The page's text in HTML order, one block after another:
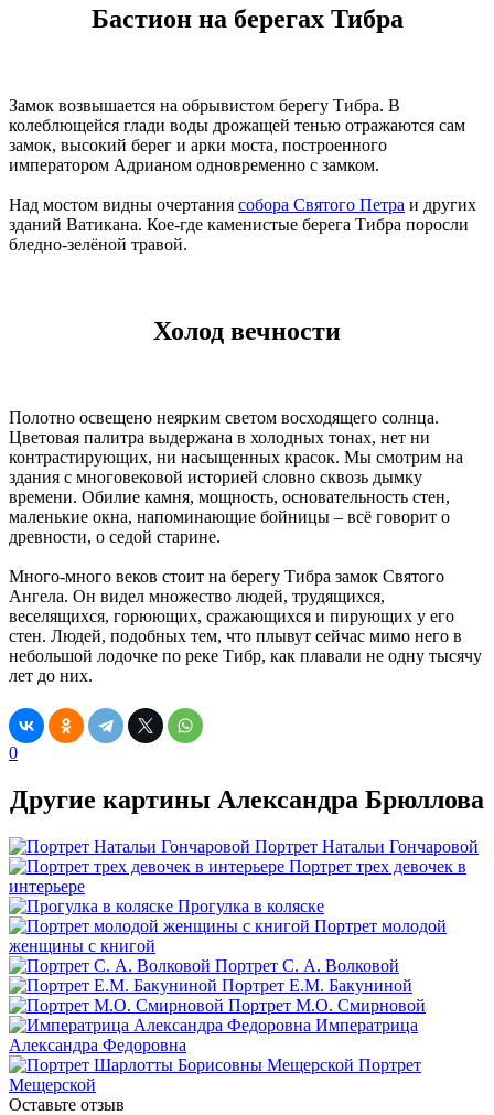
Бастион на берегах Тибра
Замок возвышается на обрывистом берегу Тибра. В
колеблющейся глади воды дрожащей тенью отражаются сам
замок, высокий берег и арки моста, построенного
императором Адрианом одновременно с замком.
Над мостом видны очертания собора Святого Петра и других
зданий Ватикана. Кое-где каменистые берега Тибра поросли
бледно-зелёной травой.
Холод вечности
Полотно освещено неярким светом восходящего солнца.
Цветовая палитра выдержана в холодных тонах, нет ни
контрастирующих, ни насыщенных красок. Мы смотрим на
здания с многовековой историей словно сквозь дымку
времени. Обилие камня, мощность, основательность стен,
маленькие окна, напоминающие бойницы – всё говорит о
древности, о седой старине.
Много-много веков стоит на берегу Тибра замок Святого
Ангела. Он видел множество людей, трудящихся,
веселящихся, горюющих, сражающихся и пирующих у его
стен. Людей, подобных тем, что плывут сейчас мимо него в
небольшой лодочке по реке Тибр, как плавали не одну тысячу
лет до них.
0
Другие картины Александра Брюллова
Портрет Натальи Гончаровой
Портрет трех девочек в
интерьере
Прогулка в коляске
Портрет молодой
женщины с книгой
Портрет С. А. Волковой
Портрет Е.М. Бакуниной
Портрет М.О. Смирновой
Императрица
Александра Федоровна
Портрет
Мещерской
Оставьте отзыв